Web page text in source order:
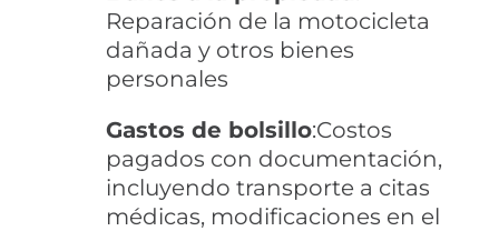
Reparación de la motocicleta
dañada y otros bienes
personales
Gastos de bolsillo:Costos
pagados con documentación,
incluyendo transporte a citas
médicas, modificaciones en el